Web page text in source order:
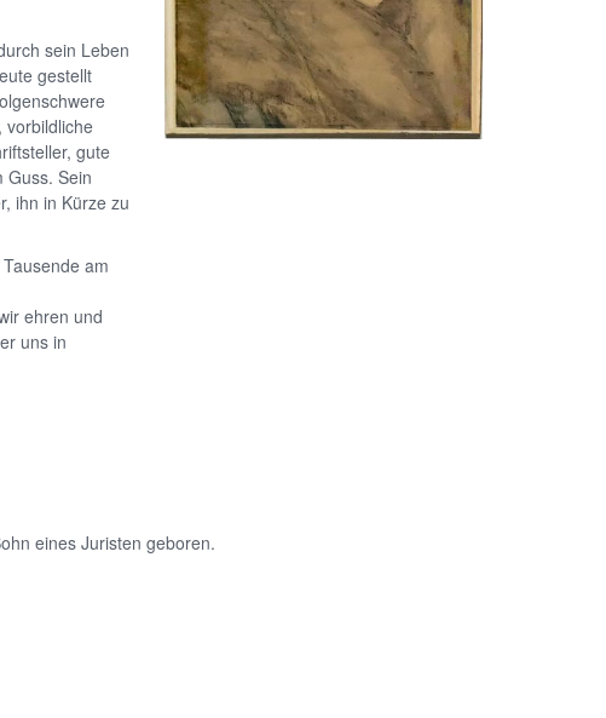
sein Leben
gestellt
vorbildliche
gute
Guss. Sein
ihn in Kürze zu
am
ehren und
uns in
eines Juristen geboren.